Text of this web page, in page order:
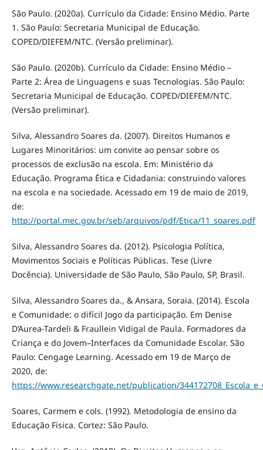
São Paulo. (2020a). Currículo da Cidade: Ensino Médio. Parte
1. São Paulo: Secretaria Municipal de Educação.
COPED/DIEFEM/NTC. (Versão preliminar).
São Paulo. (2020b). Currículo da Cidade: Ensino Médio –
Parte 2: Área de Linguagens e suas Tecnologias. São Paulo:
Secretaria Municipal de Educação. COPED/DIEFEM/NTC.
(Versão preliminar).
Silva, Alessandro Soares da. (2007). Direitos Humanos e
Lugares Minoritários: um convite ao pensar sobre os
processos de exclusão na escola. Em: Ministério da
Educação. Programa Ética e Cidadania: construindo valores
na escola e na sociedade. Acessado em 19 de maio de 2019,
de:
http://portal.mec.gov.br/seb/arquivos/pdf/Etica/11_soares.pdf
Silva, Alessandro Soares da. (2012). Psicologia Política,
Movimentos Sociais e Políticas Públicas. Tese (Livre
Docência). Universidade de São Paulo, São Paulo, SP, Brasil.
Silva, Alessandro Soares da., & Ansara, Soraia. (2014). Escola
e Comunidade: o difícil Jogo da participação. Em Denise
D’Aurea-Tardeli & Fraullein Vidigal de Paula. Formadores da
Criança e do Jovem–Interfaces da Comunidade Escolar. São
Paulo: Cengage Learning. Acessado em 19 de Março de
2020, de:
https://www.researchgate.net/publication/
Soares, Carmem e cols. (1992). Metodologia de ensino da
Educação Física. Cortez: São Paulo.